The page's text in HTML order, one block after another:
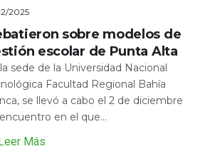
2025
sobre modelos de
escolar de Punta Alta
sede de la Universidad Nacional
Facultad Regional Bahía
se llevó a cabo el 2 de diciembre
en el que...
Más